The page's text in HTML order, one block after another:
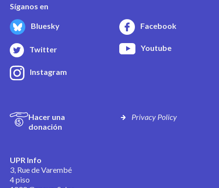
Síganos en
Bluesky Facebook
Twitter Youtube
Instagram
Hacer una
donación
Privacy Policy
UPR Info
3, Rue de Varembé
4 piso